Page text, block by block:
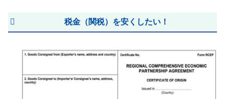
税金（関税）を安くしたい！